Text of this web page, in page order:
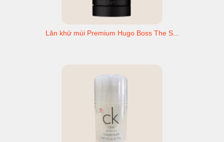
Lăn khử mùi Premium Hugo Boss The S...